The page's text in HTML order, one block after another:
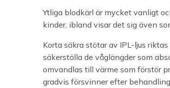
Ytliga blodkärl är mycket vanligt
kinder, ibland visar det sig även
Korta säkra stötar av IPL-ljus
säkerställa de våglängder som
omvandlas till värme som förstör
gradvis försvinner efter